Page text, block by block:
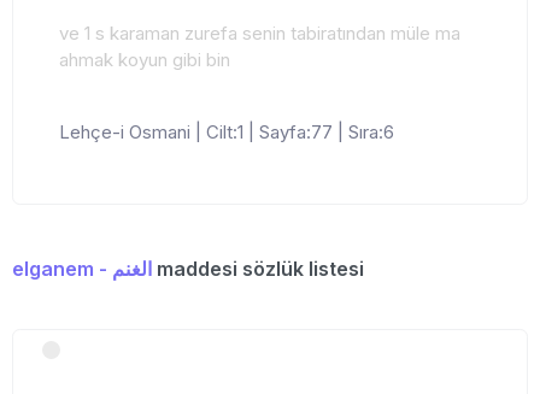
ve 1 s karaman zurefa senin tabiratından müle ma
ahmak koyun gibi bin
Lehçe-i Osmani | Cilt:1 | Sayfa:77 | Sıra:6
elganem - الغنم maddesi sözlük listesi